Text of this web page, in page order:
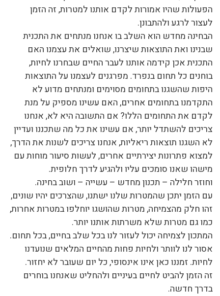
הפעולות שהיו אמורות לקדם אותנו למטרות, זה הזמן
לעצור לרגע ולהתבונן.
הבחינה מחדש הוא השלב בו אנחנו מנתחים את התכנית
שבנינו ואת התוצאות שיצרנו, שואלים את עצמנו האם
התכנית אכן קידמה אותנו לעבר החיים שבחרנו לחיות,
בוחנים כל תחום בנפרד. מפרגנים לעצמנו על התוצאות
היפות שהשגנו בתחומים מסוימים ומנתחים מדוע לא
התקדמנו בתחומים אחרים, האם עשינו מספיק על מנת
לקדם את התחומים הללו? אם התשובה היא לא, אנחנו
צריכים להשתדל יותר, אם עשינו את כל מה שתכננו ועדיין
לא השגנו תוצאות ריאליות, אנחנו צריכים לשנות את הדרך,
למצוא פתרונות יצירתיים אחרים, לעשות סיעור מוחות עם
מישהו שאנו סומכים עליו ולהגיע לדרך חלופית.
וחוזר חלילה – תכנון מחדש – עשייה – ושוב בחינה.
עם הזמן יתכן שהמטרות שלנו ישתנו, שהצרכים יהיו שונים,
זהו חלק מהצמיחה, מטרות שהושגו יוחלפו במטרות אחרות,
כמו גם מטרות שלא משרתות אותנו יותר.
המתכון לצמיחה יכול לעזור לנו בכל שלב בחיים, בכל תחום.
אסור לנו לוותר ולחיות פחות מהחיים המלאים שנועדנו
לחיות. זמננו כאן אינו אינסופי, כל יום שעובר לא יחזור.
זה הזמן להביט לחיים בעיניים ולהחליט שאנחנו בוחרים
בדרך חדשה.